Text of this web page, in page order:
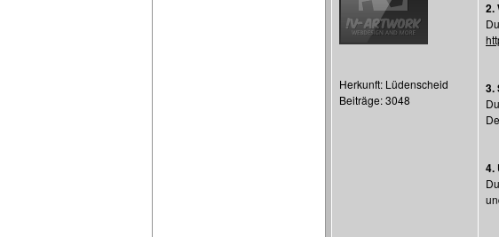
Herkunft: Lüdenscheid
Beiträge: 3048
2.
3.
4.